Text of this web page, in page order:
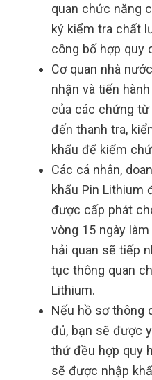
quan chức năng
ký kiểm tra chất
công bố hợp quy
Cơ quan nhà
nhận và tiến
của các chứng
đến thanh tra,
khẩu để kiểm
Các cá nhân,
khẩu Pin Lithium
được cấp phát
vòng 15 ngày
hải quan sẽ tiếp
tục thông quan
Lithium.
Nếu hồ sơ thông
đủ, bạn sẽ được
thứ đều hợp quy
sẽ được nhập